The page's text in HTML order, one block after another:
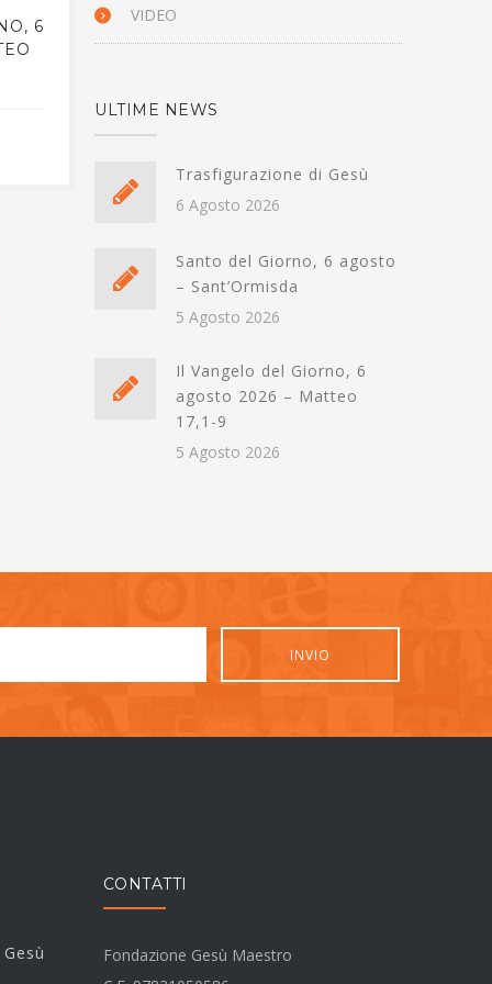
6
SANTO DEL GIORNO, 6
GENNAIO – SAN ANDREA
VIDEO
ULTIME NEWS
Trasfigurazione di Gesù
6 Agosto 2026
Santo del Giorno, 6 agosto
– Sant’Ormisda
5 Agosto 2026
Il Vangelo del Giorno, 6
agosto 2026 – Matteo
17,1-9
5 Agosto 2026
CONTATTI
Fondazione Gesù Maestro